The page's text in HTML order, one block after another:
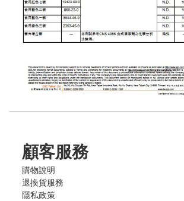
顧客服務
購物說明
退換貨服務
隱私政策